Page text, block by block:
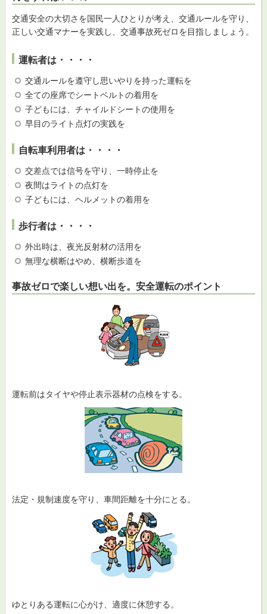
交通安全の大切さを国民一人ひとりが考え、交通ルールを守り、
正しい交通マナーを実践し、交通事故死ゼロを目指しましょう。
運転者は・・・・
交通ルールを遵守し思いやりを持った運転を
全ての座席でシートベルトの着用を
子どもには、チャイルドシートの使用を
早目のライト点灯の実践を
自転車利用者は・・・・
交差点では信号を守り、一時停止を
夜間はライトの点灯を
子どもには、ヘルメットの着用を
歩行者は・・・・
外出時は、夜光反射材の活用を
無理な横断はやめ、横断歩道を
事故ゼロで楽しい想い出を。安全運転のポイント
運転前はタイヤや停止表示器材の点検をする。
法定・規制速度を守り、車間距離を十分にとる。
ゆとりある運転に心がけ、適度に休憩する。